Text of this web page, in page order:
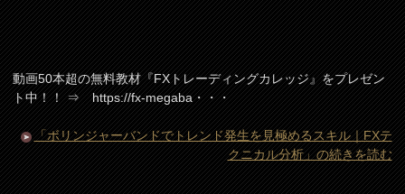
動画50本超の無料教材『FXトレーディングカレッジ』をプレゼン
ト中！！ ⇒ https://fx-megaba・・・
「ボリンジャーバンドでトレンド発生を見極めるスキル｜FXテ
クニカル分析」の続きを読む